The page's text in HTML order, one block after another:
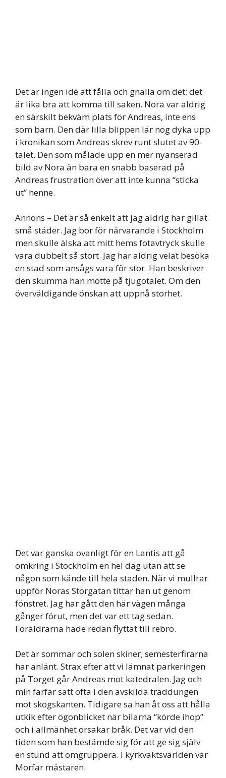
Det är ingen idé att fålla och gnälla om det; det
är lika bra att komma till saken. Nora var aldrig
en särskilt bekväm plats för Andreas, inte ens
som barn. Den där lilla blippen lär nog dyka upp
i kronikan som Andreas skrev runt slutet av 90-
talet. Den som målade upp en mer nyanserad
bild av Nora än bara en snabb baserad på
Andreas frustration över att inte kunna “sticka
ut” henne.
Annons – Det är så enkelt att jag aldrig har gillat
små städer. Jag bor för närvarande i Stockholm
men skulle älska att mitt hems fotavtryck skulle
vara dubbelt så stort. Jag har aldrig velat besöka
en stad som ansågs vara för stor. Han beskriver
den skumma han mötte på tjugotalet. Om den
överväldigande önskan att uppnå storhet.
Det var ganska ovanligt för en Lantis att gå
omkring i Stockholm en hel dag utan att se
någon som kände till hela staden. När vi mullrar
uppför Noras Storgatan tittar han ut genom
fönstret. Jag har gått den här vägen många
gånger förut, men det var ett tag sedan.
Föräldrarna hade redan flyttat till rebro.
Det är sommar och solen skiner; semesterfirarna
har anlänt. Strax efter att vi lämnat parkeringen
på Torget går Andreas mot katedralen. Jag och
min farfar satt ofta i den avskilda träddungen
mot skogskanten. Tidigare sa han åt oss att hålla
utkik efter ögonblicket när bilarna “körde ihop”
och i allmänhet orsakar bråk. Det var vid den
tiden som han bestämde sig för att ge sig själv
en stund att omgruppera. I kyrkvaktsvärlden var
Morfar mästaren.